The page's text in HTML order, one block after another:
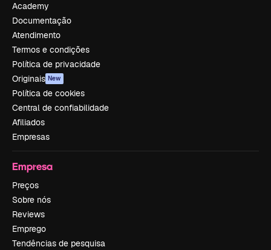
Academy
Documentação
Atendimento
Termos e condições
Política de privacidade
Originais New
Política de cookies
Central de confiabilidade
Afiliados
Empresas
Empresa
Preços
Sobre nós
Reviews
Emprego
Tendências de pesquisa